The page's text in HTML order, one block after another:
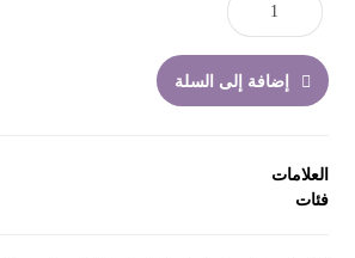
إضافة إلى السلة
العلامات
فئات